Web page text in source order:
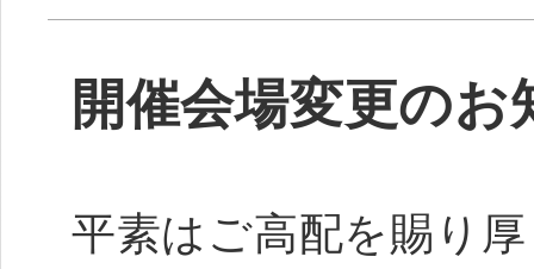
開催会場変更の
平素はご高配を賜り